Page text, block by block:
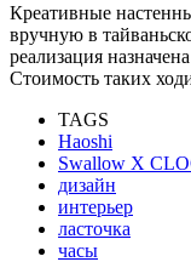
Креативные
вручную в
реализация
Стоимость таких
TAGS
Haoshi
Swallow X
дизайн
интерьер
ласточка
часы